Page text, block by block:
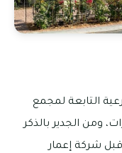
الفرعية التابعة لمجمع
ومن الجدير بالذكر
من قبل شركة إعمار